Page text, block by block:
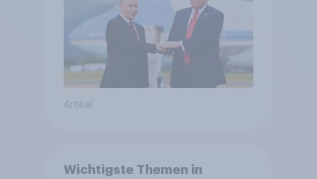
bewerten
Artikel
Wichtigste Themen in